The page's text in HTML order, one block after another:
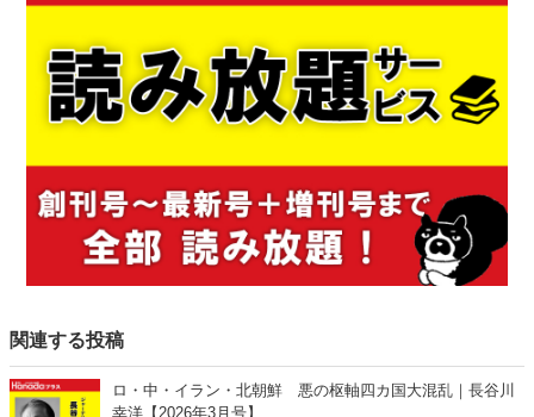
関連する投稿
ロ・中・イラン・北朝鮮 悪の枢軸四カ国大混乱｜長谷川
幸洋【2026年3月号】